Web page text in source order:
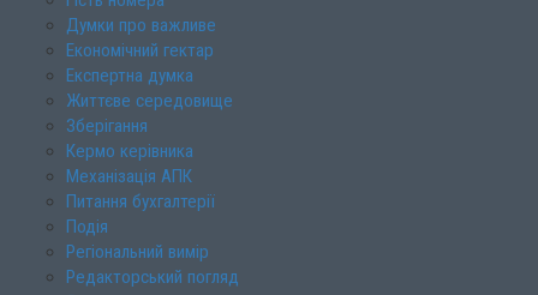
Думки про важливе
Економічний гектар
Експертна думка
Життєве середовище
Зберігання
Кермо керівника
Механізація АПК
Питання бухгалтерії
Подія
Регіональний вимір
Редакторський погляд